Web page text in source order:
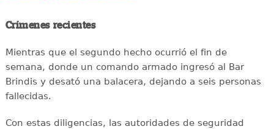
Crímenes recientes
Mientras que el segundo hecho ocurrió el fin de
semana, donde un comando armado ingresó al Bar
Brindis y desató una balacera, dejando a seis personas
fallecidas.
Con estas diligencias, las autoridades de seguridad